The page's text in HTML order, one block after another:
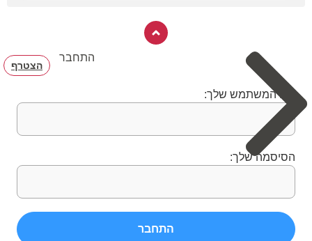
התחבר
הצטרף
שם המשתמש שלך:
הסיסמה שלך:
התחבר